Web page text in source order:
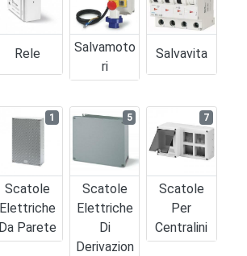
Rele
Salvamoto
Ri
Salvavita
Scatole
Elettriche
Da Parete
1
Scatole
Elettriche
Di
Derivazion
5
Scatole
Per
Centralini
7